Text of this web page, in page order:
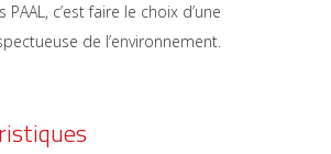
c’est faire le choix d’une
de l’environnement.